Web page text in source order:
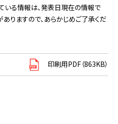
いる情報は、発表日現在の情報で
りますので、あらかじめご了承くだ
印刷用PDF（863KB）